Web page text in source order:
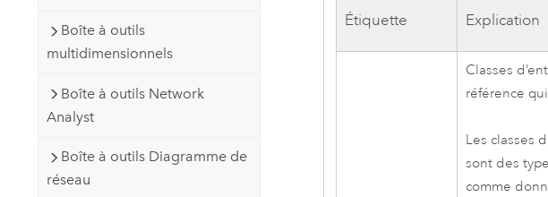
Boîte à outils
multidimensionnels
Boîte à outils Network
Analyst
Boîte à outils Diagramme de
réseau
Étiquette Explication
Classes
référence
Les classes
sont des
comme